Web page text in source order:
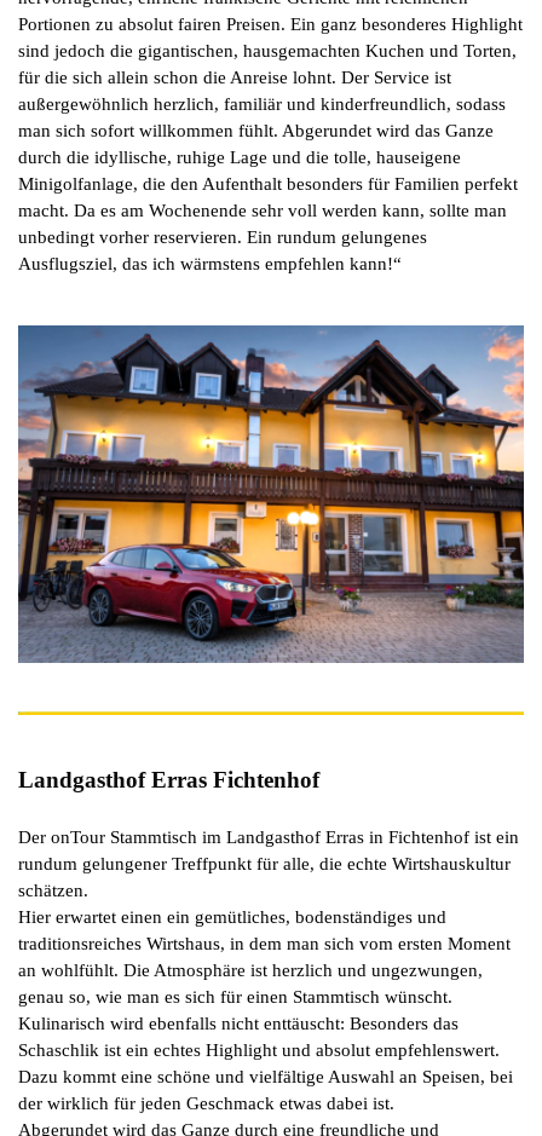
Portionen zu absolut fairen Preisen. Ein ganz besonderes Highlight
sind jedoch die gigantischen, hausgemachten Kuchen und Torten,
für die sich allein schon die Anreise lohnt. Der Service ist
außergewöhnlich herzlich, familiär und kinderfreundlich, sodass
man sich sofort willkommen fühlt. Abgerundet wird das Ganze
durch die idyllische, ruhige Lage und die tolle, hauseigene
Minigolfanlage, die den Aufenthalt besonders für Familien perfekt
macht. Da es am Wochenende sehr voll werden kann, sollte man
unbedingt vorher reservieren. Ein rundum gelungenes
Ausflugsziel, das ich wärmstens empfehlen kann!“
Landgasthof Erras Fichtenhof
Der onTour Stammtisch im Landgasthof Erras in Fichtenhof ist ein
rundum gelungener Treffpunkt für alle, die echte Wirtshauskultur
schätzen.
Hier erwartet einen ein gemütliches, bodenständiges und
traditionsreiches Wirtshaus, in dem man sich vom ersten Moment
an wohlfühlt. Die Atmosphäre ist herzlich und ungezwungen,
genau so, wie man es sich für einen Stammtisch wünscht.
Kulinarisch wird ebenfalls nicht enttäuscht: Besonders das
Schaschlik ist ein echtes Highlight und absolut empfehlenswert.
Dazu kommt eine schöne und vielfältige Auswahl an Speisen, bei
der wirklich für jeden Geschmack etwas dabei ist.
Abgerundet wird das Ganze durch eine freundliche und